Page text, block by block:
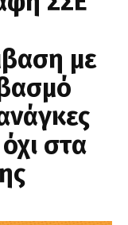
με
στα